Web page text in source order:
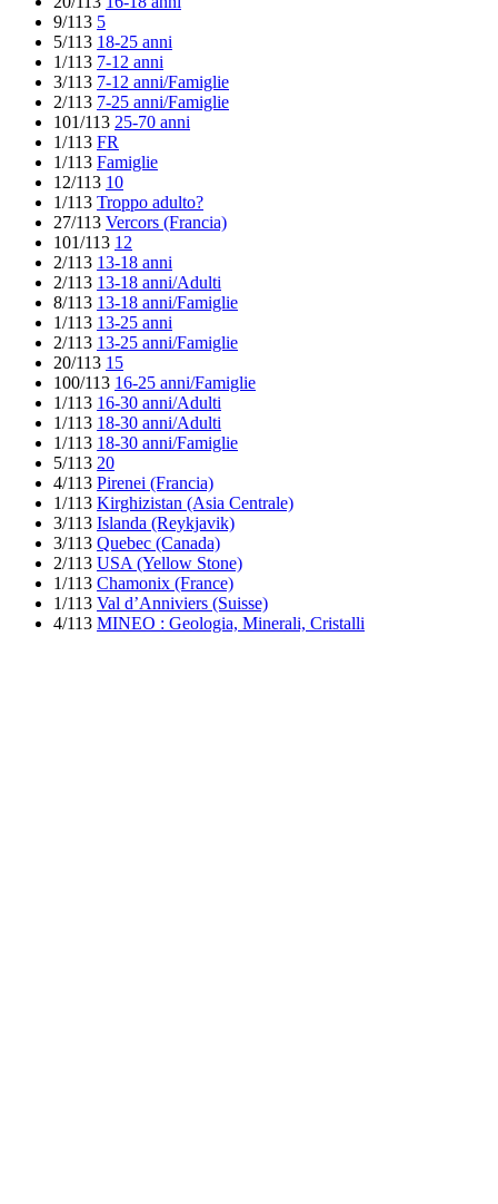
9/113 5
5/113 18-25 anni
1/113 7-12 anni
3/113 7-12 anni/Famiglie
2/113 7-25 anni/Famiglie
101/113 25-70 anni
1/113 FR
1/113 Famiglie
12/113 10
1/113 Troppo adulto?
27/113 Vercors (Francia)
101/113 12
2/113 13-18 anni
2/113 13-18 anni/Adulti
8/113 13-18 anni/Famiglie
1/113 13-25 anni
2/113 13-25 anni/Famiglie
20/113 15
100/113 16-25 anni/Famiglie
1/113 16-30 anni/Adulti
1/113 18-30 anni/Adulti
1/113 18-30 anni/Famiglie
5/113 20
4/113 Pirenei (Francia)
1/113 Kirghizistan (Asia Centrale)
3/113 Islanda (Reykjavik)
3/113 Quebec (Canada)
2/113 USA (Yellow Stone)
1/113 Chamonix (France)
1/113 Val d’Anniviers (Suisse)
4/113 MINEO : Geologia, Minerali, Cristalli